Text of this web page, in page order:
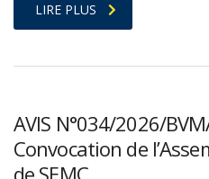
LIRE PLUS
AVIS N°034/2026/
Convocation de
de SEMC